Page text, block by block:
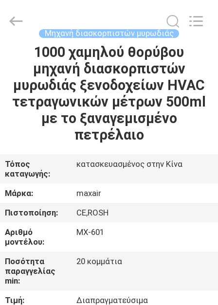
ΠΡΟΪΌΝΤΑ
ΠΕΡΊΠΟΥ
ΓΎΡΟΣ
ΕΡΓΟΣΤΑΣΊΩΝ
ΠΟΙΟΤΙΚΌΣ
ΈΛΕΓΧΟΣ
ΜΑΣ
ΕΛΆΤΕ
Μηχανή διασκορπιστών μυρωδιάς
1000 χαμηλού θορύβου
μηχανή διασκορπιστών
μυρωδιάς ξενοδοχείων HVAC
τετραγωνικών μέτρων 500ml
με το ξαναγεμισμένο
πετρέλαιο
Τόπος
καταγωγής:
κατασκευασμένος στην Κίνα
Μάρκα:
maxair
Πιστοποίηση:
CE,ROSH
Αριθμό
μοντέλου:
MX-601
Ποσότητα
παραγγελίας
min:
20 κομμάτια
Τιμή:
Διαπραγματεύσιμα